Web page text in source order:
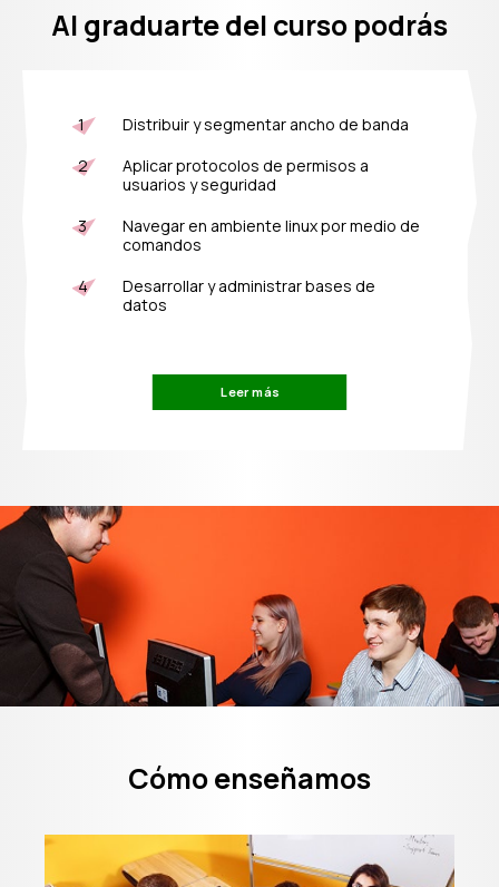
Egresados
Nova
Al graduarte del curso podrás
Distribuir y segmentar ancho de banda
Aplicar protocolos de permisos a
usuarios y seguridad
Navegar en ambiente linux por medio de
comandos
Desarrollar y administrar bases de
datos
Leer más
Cómo enseñamos